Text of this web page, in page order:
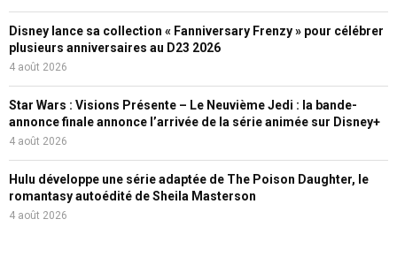
Disney lance sa collection « Fanniversary Frenzy » pour célébrer
plusieurs anniversaires au D23 2026
4 août 2026
Star Wars : Visions Présente – Le Neuvième Jedi : la bande-
annonce finale annonce l’arrivée de la série animée sur Disney+
4 août 2026
Hulu développe une série adaptée de The Poison Daughter, le
romantasy autoédité de Sheila Masterson
4 août 2026